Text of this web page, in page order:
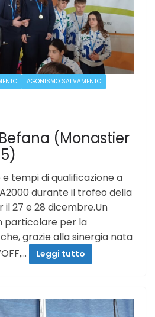
AGONISMO SALVAMENTO
(Monastier
tempi di qualificazione a
durante il trofeo della
il 27 e 28 dicembre.Un
particolare per la
grazie alla sinergia nata
Leggi tutto